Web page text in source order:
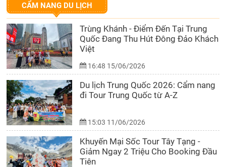
CẨM NANG DU LỊCH
Trùng Khánh - Điểm Đến Tại Trung
Quốc Đang Thu Hút Đông Đảo Khách
Việt
16:48 15/06/2026
Du lịch Trung Quốc 2026: Cẩm nang
đi Tour Trung Quốc từ A-Z
15:03 11/06/2026
Khuyến Mại Sốc Tour Tây Tạng -
Giảm Ngay 2 Triệu Cho Booking Đầu
Tiên